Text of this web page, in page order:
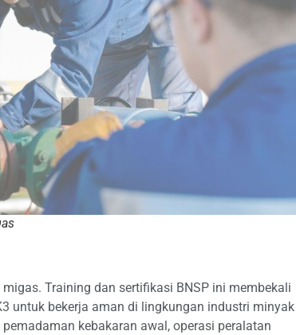
Training dan sertifikasi BNSP ini membekali
untuk bekerja aman di lingkungan industri
kebakaran awal, operasi peralatan